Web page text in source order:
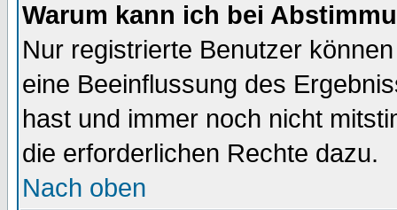
Warum kann ich bei
Nur registrierte Benutzer
eine Beeinflussung des
hast und immer noch nicht
die erforderlichen Rechte dazu.
Nach oben